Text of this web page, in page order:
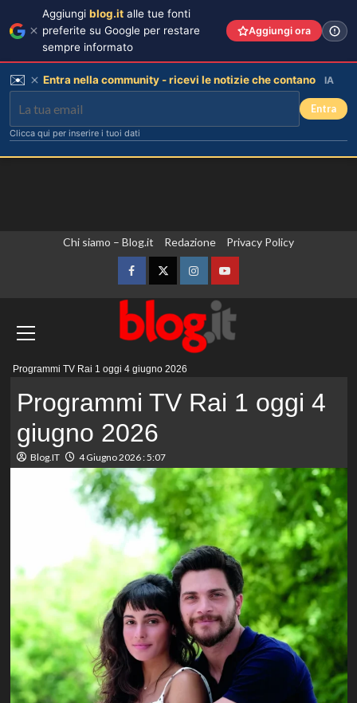
Chi siamo – Blog.it Redazione Privacy Policy
FacebookTwitterInstagramYouTube
Programmi TV Rai 1 oggi 4 giugno 2026
Programmi TV Rai 1 oggi 4
giugno 2026
Blog.IT 4 Giugno 2026 : 5:07
Aggiungi blog.it alle tue fonti
preferite su Google per restare
sempre informato
Aggiungi ora
✉️ Entra nella community - ricevi le notizie che contano IA
Entra
Clicca qui per inserire i tuoi dati